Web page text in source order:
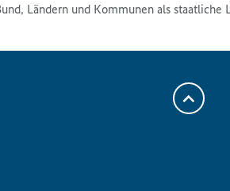
Ländern und Kommunen als staatliche
Zum